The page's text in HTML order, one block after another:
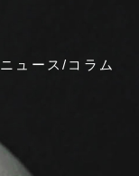
ニュース/コラム